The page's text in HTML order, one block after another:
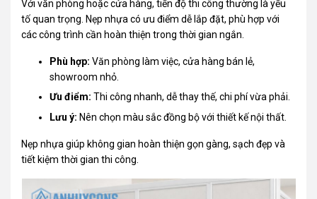
Với văn phòng hoặc cửa hàng, tiến độ thi công thường là yếu
tố quan trọng. Nẹp nhựa có ưu điểm dễ lắp đặt, phù hợp với
các công trình cần hoàn thiện trong thời gian ngắn.
Phù hợp: Văn phòng làm việc, cửa hàng bán lẻ,
showroom nhỏ.
Ưu điểm: Thi công nhanh, dễ thay thế, chi phí vừa phải.
Lưu ý: Nên chọn màu sắc đồng bộ với thiết kế nội thất.
Nẹp nhựa giúp không gian hoàn thiện gọn gàng, sạch đẹp và
tiết kiệm thời gian thi công.